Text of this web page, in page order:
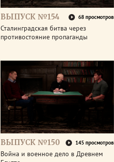
ВЫПУСК №154 68 просмотров
Сталинградская битва через
противостояние пропаганды
ВЫПУСК №150 145 просмотров
Война и военное дело в Древнем